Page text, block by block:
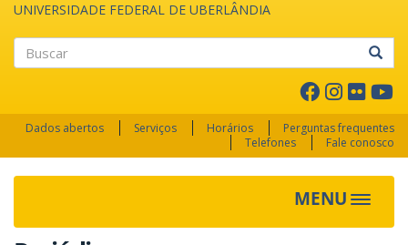
UNIVERSIDADE FEDERAL DE UBERLÂNDIA
Dados abertos Serviços Horários
Perguntas frequentes
Telefones
Fale conosco
MENU Toggle